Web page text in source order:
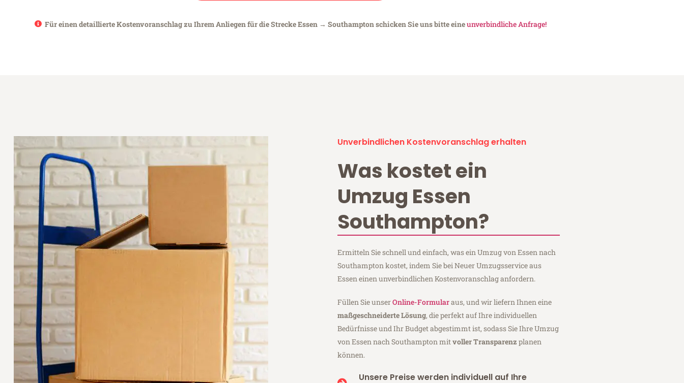
Für einen detaillierte Kostenvoranschlag zu Ihrem Anliegen für die Strecke Essen → Southampton schicken Sie uns bitte eineunverbindliche Anfrage!
Unverbindlichen Kostenvoranschlag erhalten
Was kostet ein
Umzug Essen
Southampton?
Ermitteln Sie schnell und einfach, was ein Umzug von Essen nach
Southampton kostet, indem Sie bei Neuer Umzugsservice aus
Essen einen unverbindlichen Kostenvoranschlag anfordern.
Füllen Sie unserOnline-Formularaus, und wir liefern Ihnen eine
maßgeschneiderte Lösung, die perfekt auf Ihre individuellen
Bedürfnisse und Ihr Budget abgestimmt ist, sodass Sie Ihre Umzug
von Essen nach Southampton mitvoller Transparenz planen
können.
Unsere Preise werden individuell auf Ihre